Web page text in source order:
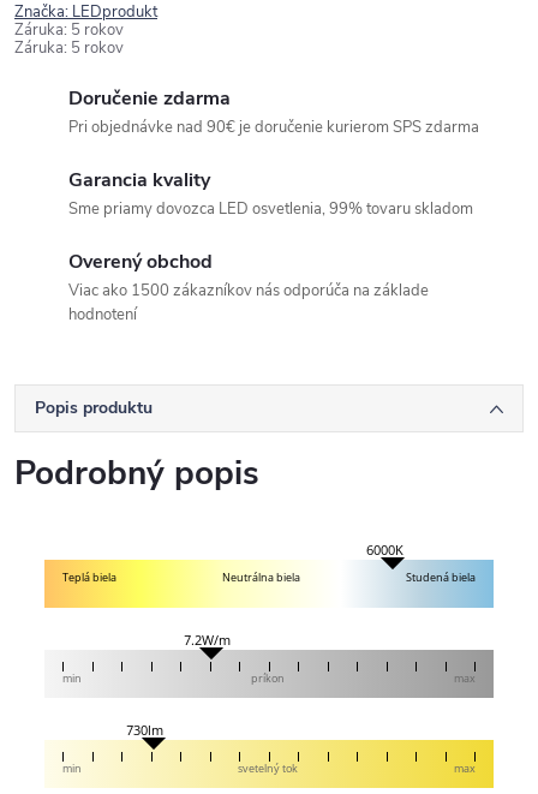
Značka: LEDprodukt
Záruka: 5 rokov
Záruka: 5 rokov
Doručenie zdarma
Pri objednávke nad 90€ je doručenie kurierom SPS zdarma
Garancia kvality
Sme priamy dovozca LED osvetlenia, 99% tovaru skladom
Overený obchod
Viac ako 1500 zákazníkov nás odporúča na základe
hodnotení
Popis produktu
Podrobný popis
6000K
Teplá biela Neutrálna biela Studená biela
7.2W/m
min príkon max
730lm
min svetelný tok max